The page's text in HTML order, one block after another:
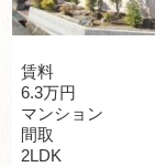
賃料
6.3万円
マンション
間取
2LDK